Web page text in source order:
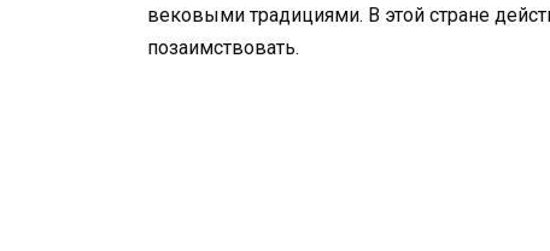
вековыми традициями. В этой стране
позаимствовать.